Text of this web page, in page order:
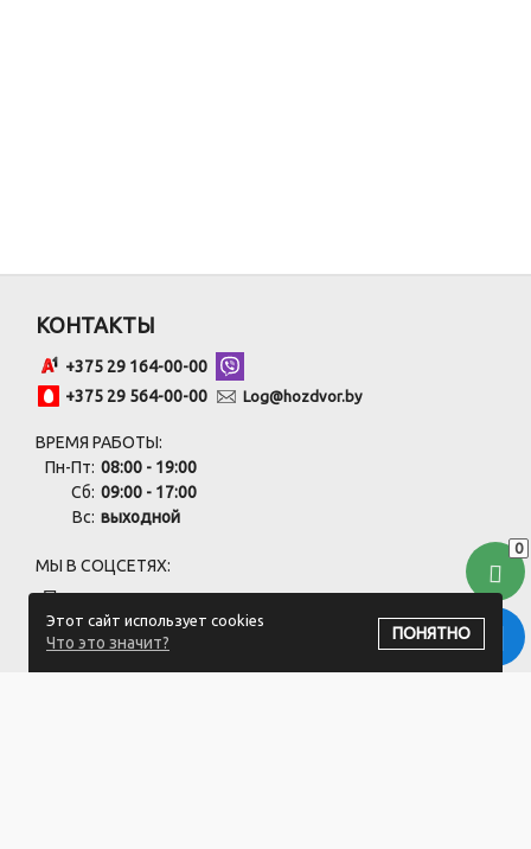
0
Этот сайт использует cookies
Что это значит?
ПОНЯТНО
КОНТАКТЫ
+375 29 164-00-00
+375 29 564-00-00
Log@hozdvor.by
ВРЕМЯ РАБОТЫ:
Пн-Пт: 08:00 - 19:00
Сб: 09:00 - 17:00
Вс: выходной
МЫ В СОЦСЕТЯХ:
ПОДПИСАТЬСЯ НА РАССЫЛКУ